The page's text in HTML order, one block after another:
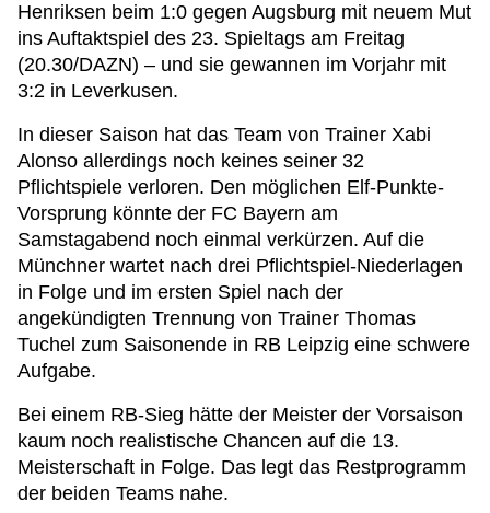
Henriksen beim 1:0 gegen Augsburg mit neuem Mut
ins Auftaktspiel des 23. Spieltags am Freitag
(20.30/DAZN) – und sie gewannen im Vorjahr mit
3:2 in Leverkusen.
In dieser Saison hat das Team von Trainer Xabi
Alonso allerdings noch keines seiner 32
Pflichtspiele verloren. Den möglichen Elf-Punkte-
Vorsprung könnte der FC Bayern am
Samstagabend noch einmal verkürzen. Auf die
Münchner wartet nach drei Pflichtspiel-Niederlagen
in Folge und im ersten Spiel nach der
angekündigten Trennung von Trainer Thomas
Tuchel zum Saisonende in RB Leipzig eine schwere
Aufgabe.
Bei einem RB-Sieg hätte der Meister der Vorsaison
kaum noch realistische Chancen auf die 13.
Meisterschaft in Folge. Das legt das Restprogramm
der beiden Teams nahe.